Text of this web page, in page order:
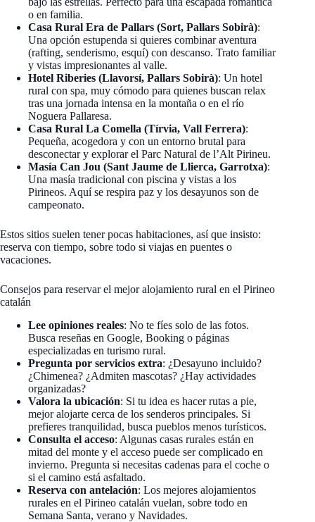
o en familia.
Casa Rural Era de Pallars (Sort, Pallars Sobirà):
Una opción estupenda si quieres combinar aventura
(rafting, senderismo, esquí) con descanso. Trato familiar
y vistas impresionantes al valle.
Hotel Riberies (Llavorsí, Pallars Sobirà): Un hotel
rural con spa, muy cómodo para quienes buscan relax
tras una jornada intensa en la montaña o en el río
Noguera Pallaresa.
Casa Rural La Comella (Tírvia, Vall Ferrera):
Pequeña, acogedora y con un entorno brutal para
desconectar y explorar el Parc Natural de l’Alt Pirineu.
Masía Can Jou (Sant Jaume de Llierca, Garrotxa):
Una masía tradicional con piscina y vistas a los
Pirineos. Aquí se respira paz y los desayunos son de
campeonato.
Estos sitios suelen tener pocas habitaciones, así que insisto:
reserva con tiempo, sobre todo si viajas en puentes o
vacaciones.
Consejos para reservar el mejor alojamiento rural en el Pirineo
catalán
Lee opiniones reales: No te fíes solo de las fotos.
Busca reseñas en Google, Booking o páginas
especializadas en turismo rural.
Pregunta por servicios extra: ¿Desayuno incluido?
¿Chimenea? ¿Admiten mascotas? ¿Hay actividades
organizadas?
Valora la ubicación: Si tu idea es hacer rutas a pie,
mejor alojarte cerca de los senderos principales. Si
prefieres tranquilidad, busca pueblos menos turísticos.
Consulta el acceso: Algunas casas rurales están en
mitad del monte y el acceso puede ser complicado en
invierno. Pregunta si necesitas cadenas para el coche o
si el camino está asfaltado.
Reserva con antelación: Los mejores alojamientos
rurales en el Pirineo catalán vuelan, sobre todo en
Semana Santa, verano y Navidades.